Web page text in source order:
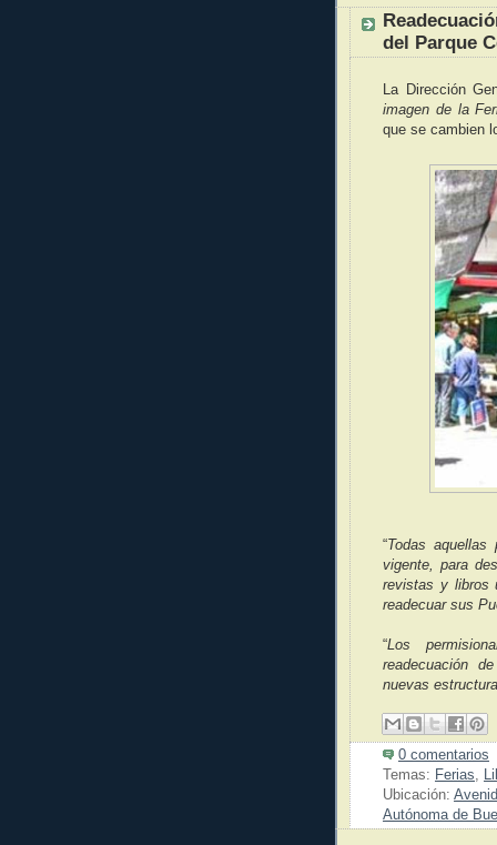
del Parque
La Dirección
imagen de la
que se cambien
“Todas
vigente, para
revistas y libros
readecuar sus
“Los
readecuación
nuevas
0 comentarios
Temas: Ferias
Ubicación:
Autónoma de